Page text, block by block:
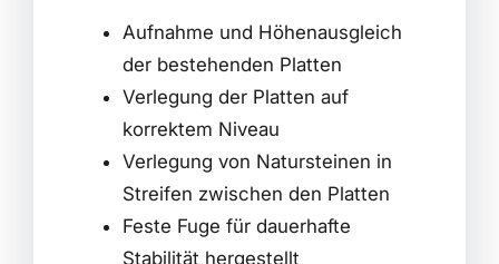
Aufnahme und Höhenausgleich
der bestehenden Platten
Verlegung der Platten auf
korrektem Niveau
Verlegung von Natursteinen in
Streifen zwischen den Platten
Feste Fuge für dauerhafte
Stabilität hergestellt